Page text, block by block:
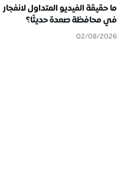
ما حقيقة الفيديو المتداول لانفجار
في محافظة صعدة حديثًا؟
02/08/2026